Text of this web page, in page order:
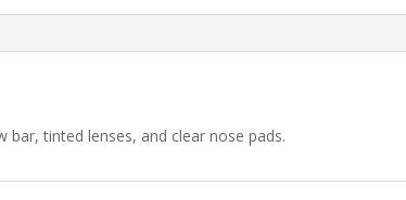
tinted lenses, and clear nose pads.